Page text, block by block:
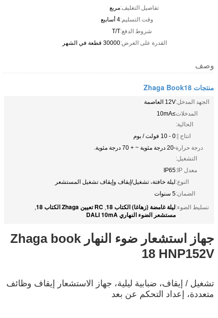
تفاصيل التغليف:مربع
وقت التسليم:4 أسابيع
شروط الدفع:T/T
القدرة على العرض:30000 قطعة في الشهر
وصف
منتجات Zhaga Book18
الجهد المدخل:12V العاصمة
المدخلات
الحالية:
≥10mA
انتاج |:0 - 10 فولت / بوم
درجة حرارة
التشغيل:
-20 درجة مئوية ~ + 70 درجة مئوية.
معدل IP:
IP65
النوع:ليلة خافتة، تشغيل/إيقاف وإيقاف تشغيل المستشعر
الضمان:5 سنوات
تسليط الضوء:ليلة غامضة (زهاغا) الكتاب 18 , RC تعيين Zhaga الكتاب 18 ,
مستشعر الضوء النهاري DALI 10mA
جهاز استشعار ضوء النهار Zhaga book
18 HNP152V
تشغيل / إيقاف، ضبابية ليلية، جهاز الاستشعار إيقاف وظائف
متعددة، إعداد التحكم عن بعد